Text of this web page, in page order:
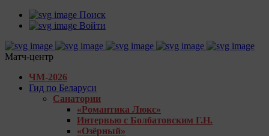
Поиск
Войти
Матч-центр
ЧМ-2026
Гид по Беларуси
Санатории
«Романтика Люкс»
Интервью с Болбатовским Г.Н.
«Озёрный»